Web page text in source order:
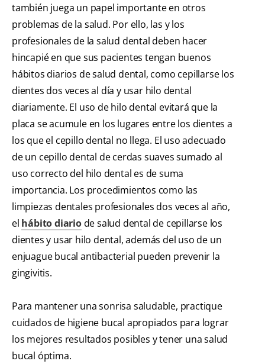
también juega un papel importante en otros
problemas de la salud. Por ello, las y los
profesionales de la salud dental deben hacer
hincapié en que sus pacientes tengan buenos
hábitos diarios de salud dental, como cepillarse los
dientes dos veces al día y usar hilo dental
diariamente. El uso de hilo dental evitará que la
placa se acumule en los lugares entre los dientes a
los que el cepillo dental no llega. El uso adecuado
de un cepillo dental de cerdas suaves sumado al
uso correcto del hilo dental es de suma
importancia. Los procedimientos como las
limpiezas dentales profesionales dos veces al año,
el hábito diariode salud dental de cepillarse los
dientes y usar hilo dental, además del uso de un
enjuague bucal antibacterial pueden prevenir la
gingivitis.
Para mantener una sonrisa saludable, practique
cuidados de higiene bucal apropiados para lograr
los mejores resultados posibles y tener una salud
bucal óptima.